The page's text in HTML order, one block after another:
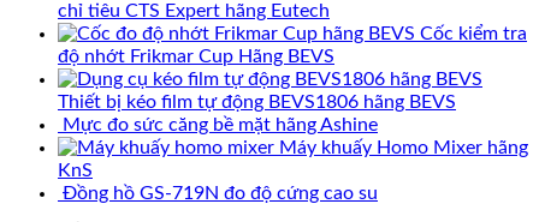
chỉ tiêu CTS Expert hãng Eutech
Cốc kiểm tra
độ nhớt Frikmar Cup Hãng BEVS
Thiết bị kéo film tự động BEVS1806 hãng BEVS
Mực đo sức căng bề mặt hãng Ashine
Máy khuấy Homo Mixer hãng
KnS
Đồng hồ GS-719N đo độ cứng cao su